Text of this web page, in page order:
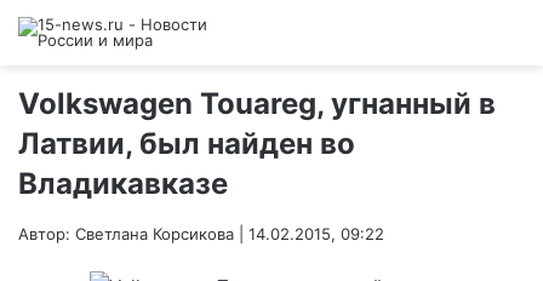
Volkswagen Touareg, угнанный в
Латвии, был найден во
Владикавказе
Автор: Светлана Корсикова | 14.02.2015, 09:22